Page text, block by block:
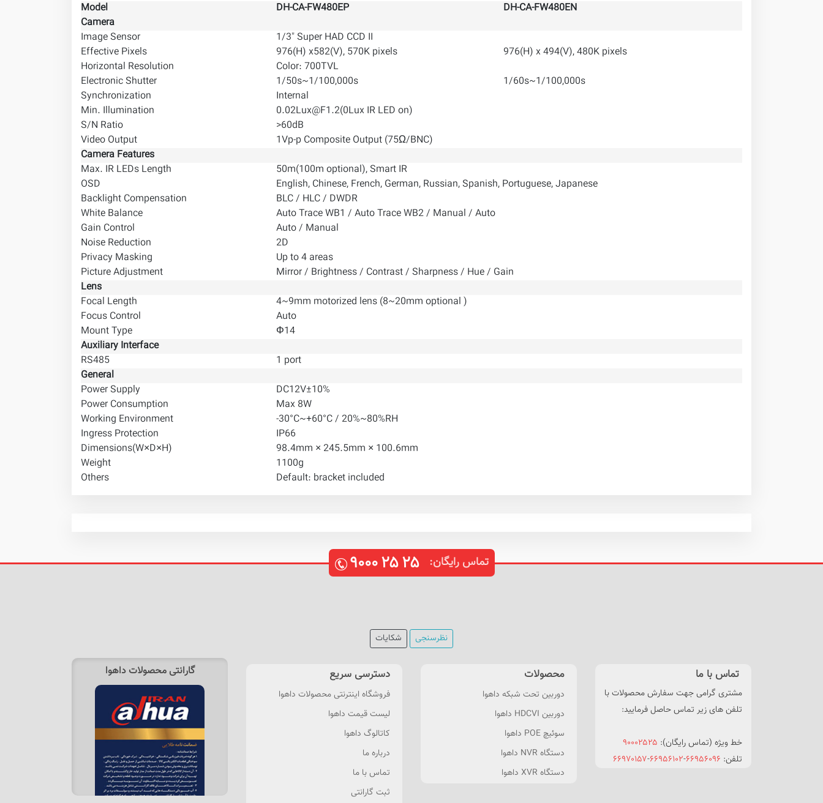
Model DH-CA-FW480EP
DH-CA-FW480EN
Camera
Image Sensor
1/3" Super HAD CCD II
Effective Pixels
976(H) x582(V), 570K pixels
976(H) x 494(V), 480K pixels
Horizontal Resolution
Color: 700TVL
Electronic Shutter
1/50s~1/100,000s
1/60s~1/100,000s
Synchronization
Internal
Min. Illumination
0.02Lux@F1.2(0Lux IR LED on)
S/N Ratio
>60dB
Video Output
1Vp-p Composite Output (75Ω/BNC)
Camera Features
Max. IR LEDs Length
50m(100m optional), Smart IR
OSD
English, Chinese, French, German, Russian, Spanish, Portuguese, Japanese
Backlight Compensation
BLC / HLC / DWDR
White Balance
Auto Trace WB1 / Auto Trace WB2 / Manual / Auto
Gain Control
Auto / Manual
Noise Reduction
2D
Privacy Masking
Up to 4 areas
Picture Adjustment
Mirror / Brightness / Contrast / Sharpness / Hue / Gain
Lens
Focal Length
4~9mm motorized lens (8~20mm optional )
Focus Control
Auto
Mount Type
Φ14
Auxiliary Interface
RS485
1 port
General
Power Supply
DC12V±10%
Power Consumption
Max 8W
Working Environment
-30°C~+60°C / 20%~80%RH
Ingress Protection
IP66
Dimensions(W×D×H)
98.4mm × 245.5mm × 100.6mm
Weight
1100g
Others
Default: bracket included
تماس رایگان: ۹۰۰۰۲۵۲۵
نظرسنجی شکایات
تماس با ما
مشتری گرامی جهت سفارش محصولات با
تلفن های زیر تماس حاصل فرمایید:
خط ویژه (تماس رایگان): ۹۰۰۰۲۵۲۵
تلفن: ۶۶۹۵۶۰۹۶-۶۶۹۵۶۱۰۲-۶۶۹۷۰۱۵۷
محصولات
دوربین تحت شبکه داهوا
دوربین HDCVI داهوا
سوئیچ POE داهوا
دستگاه NVR داهوا
دستگاه XVR داهوا
دسترسی سریع
فروشگاه اینترنتی محصولات داهوا
لیست قیمت داهوا
کاتالوگ داهوا
درباره ما
تماس با ما
ثبت گارانتی
گارانتی محصولات داهوا